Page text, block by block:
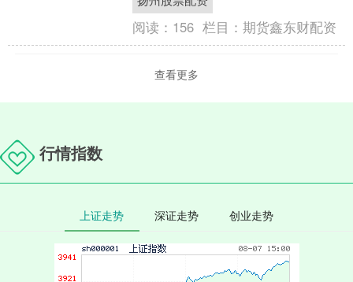
稳；5人已无生命体征。善....
阅读： 156 栏目：期货鑫东财配资
查看更多
行情指数
上证走势 深证走势 创业走势